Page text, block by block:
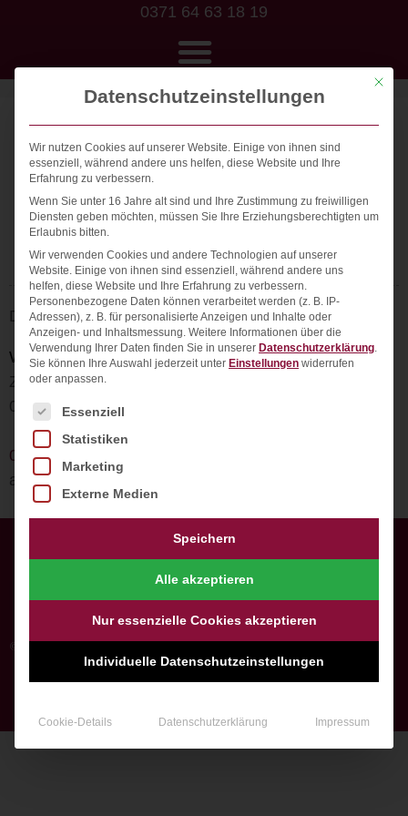
0371 64 63 18 19
Das Schema Markup:
https://www.evergreenmedia.at/glossar/schema-
org-markup/
Das Team von
Webprojekt Chemnitz UG
Zwickauer Straße 132
09116 Chemnitz
0371 64631819
admin@webprojekt-chemnitz.de
© All rights reserved
Mit
Datenschutzeinstellungen
Wir nutzen Cookies auf unserer Website. Einige von ihnen sind
essenziell, während andere uns helfen, diese Website und Ihre
Erfahrung zu verbessern.
Wenn Sie unter 16 Jahre alt sind und Ihre Zustimmung zu freiwilligen
Diensten geben möchten, müssen Sie Ihre Erziehungsberechtigten um
Erlaubnis bitten.
Wir verwenden Cookies und andere Technologien auf unserer
Website. Einige von ihnen sind essenziell, während andere uns
helfen, diese Website und Ihre Erfahrung zu verbessern.
Personenbezogene Daten können verarbeitet werden (z. B. IP-
Adressen), z. B. für personalisierte Anzeigen und Inhalte oder
Anzeigen- und Inhaltsmessung. Weitere Informationen über die
Verwendung Ihrer Daten finden Sie in unserer Datenschutzerklärung.
Sie können Ihre Auswahl jederzeit unter Einstellungen widerrufen
oder anpassen.
Es folgt eine Liste der Service-Gruppen, für die
Essenziell
Statistiken
Marketing
Externe Medien
Speichern
Alle akzeptieren
Nur essenzielle Cookies akzeptieren
Individuelle Datenschutzeinstellungen
Cookie-Details Datenschutzerklärung Impressum